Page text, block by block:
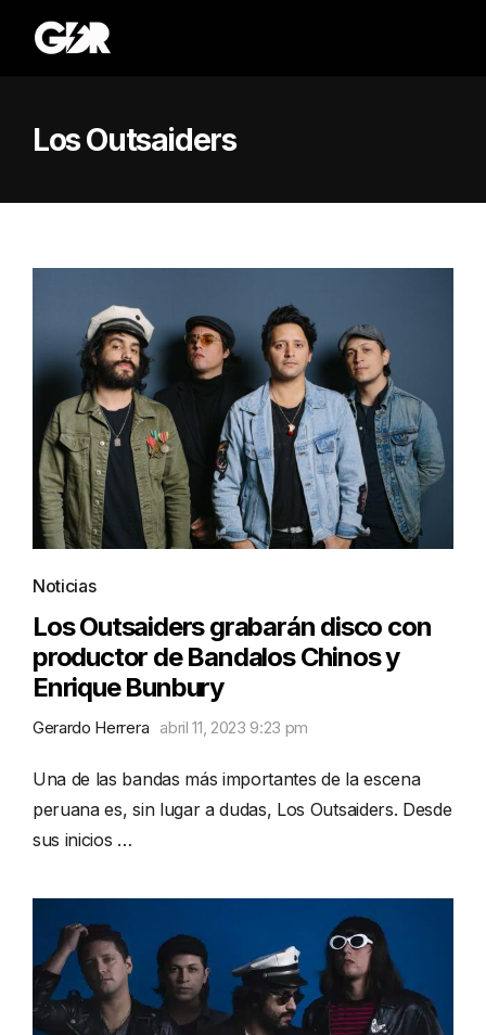
Los Outsaiders
Noticias
Los Outsaiders grabarán disco con
productor de Bandalos Chinos y
Enrique Bunbury
Gerardo Herrera abril 11, 2023 9:23 pm
Una de las bandas más importantes de la escena
peruana es, sin lugar a dudas, Los Outsaiders. Desde
sus inicios …